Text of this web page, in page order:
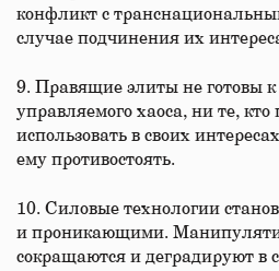
конфликт с
случае подчинения их
9. Правящие элиты не готовы
управляемого хаоса, ни те, кто
использовать в своих
ему противостоять.
10. Силовые технологии
и проникающими.
сокращаются и деградируют в